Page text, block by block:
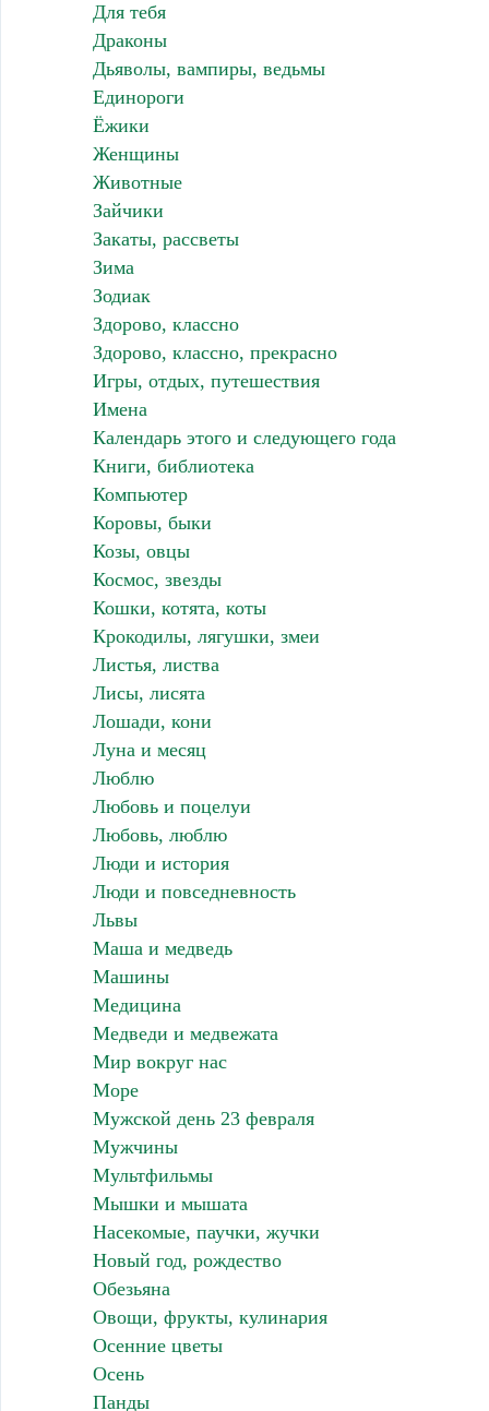
Для тебя
Драконы
Дьяволы, вампиры, ведьмы
Единороги
Ёжики
Женщины
Животные
Зайчики
Закаты, рассветы
Зима
Зодиак
Здорово, классно
Здорово, классно, прекрасно
Игры, отдых, путешествия
Имена
Календарь этого и следующего года
Книги, библиотека
Компьютер
Коровы, быки
Козы, овцы
Космос, звезды
Кошки, котята, коты
Крокодилы, лягушки, змеи
Листья, листва
Лисы, лисята
Лошади, кони
Луна и месяц
Люблю
Любовь и поцелуи
Любовь, люблю
Люди и история
Люди и повседневность
Львы
Маша и медведь
Машины
Медицина
Медведи и медвежата
Мир вокруг нас
Море
Мужской день 23 февраля
Мужчины
Мультфильмы
Мышки и мышата
Насекомые, паучки, жучки
Новый год, рождество
Обезьяна
Овощи, фрукты, кулинария
Осенние цветы
Осень
Панды